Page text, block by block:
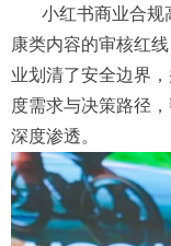
小红书商业合规
康类内容的审核红
业划清了安全边界
度需求与决策路径
深度渗透。